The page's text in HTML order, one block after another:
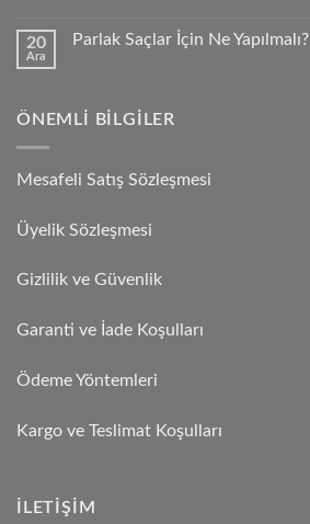
20
Ara
Parlak Saçlar İçin Ne Yapılmalı?
ÖNEMLI BILGILER
Mesafeli Satış Sözleşmesi
Üyelik Sözleşmesi
Gizlilik ve Güvenlik
Garanti ve İade Koşulları
Ödeme Yöntemleri
Kargo ve Teslimat Koşulları
İLETIŞIM